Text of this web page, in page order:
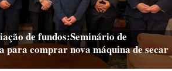
de fundos:Seminário de
para comprar nova máquina de secar